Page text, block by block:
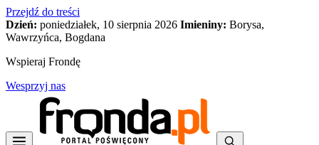
Przejdź do treści
Dzień: poniedziałek, 10 sierpnia 2026 Imieniny: Borysa,
Wawrzyńca, Bogdana
Wspieraj Frondę
Wesprzyj nas